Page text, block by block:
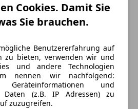
Cookies. Damit Sie
Sie brauchen.
Benutzererfahrung auf
zu bieten, verwenden wir und
und andere Technologien
nennen wir nachfolgend:
und
Daten (z.B. IP Adressen) zu
zuzugreifen.